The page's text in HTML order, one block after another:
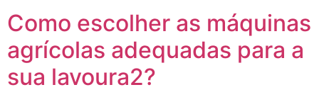
Como escolher as máquinas
agrícolas adequadas para a
sua lavoura2?